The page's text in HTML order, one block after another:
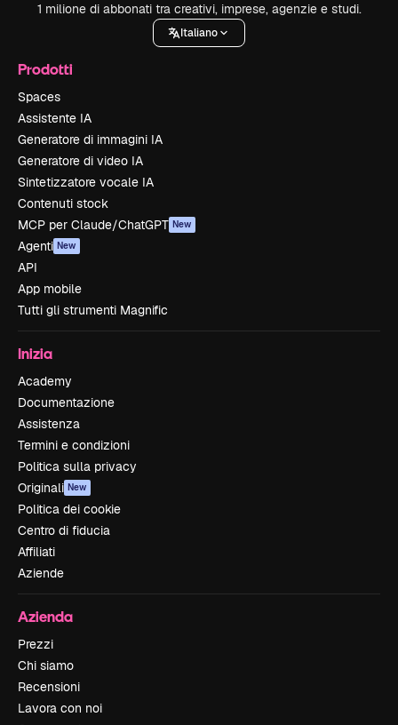
1 milione di abbonati tra creativi, imprese, agenzie e studi.
Italiano
Prodotti
Spaces
Assistente IA
Generatore di immagini IA
Generatore di video IA
Sintetizzatore vocale IA
Contenuti stock
MCP per Claude/ChatGPT New
Agenti New
API
App mobile
Tutti gli strumenti Magnific
Inizia
Academy
Documentazione
Assistenza
Termini e condizioni
Politica sulla privacy
Originali New
Politica dei cookie
Centro di fiducia
Affiliati
Aziende
Azienda
Prezzi
Chi siamo
Recensioni
Lavora con noi